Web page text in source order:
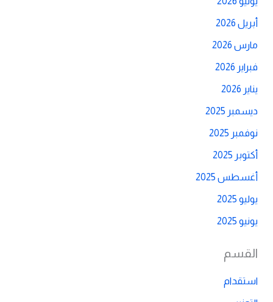
أبريل 2026
مارس 2026
فبراير 2026
يناير 2026
ديسمبر 2025
نوفمبر 2025
أكتوبر 2025
أغسطس 2025
يوليو 2025
يونيو 2025
القسم
استقدام